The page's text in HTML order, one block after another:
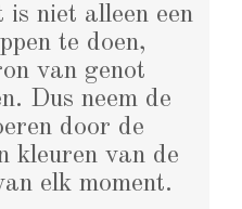
niet alleen een
te doen,
van genot
Dus neem de
door de
kleuren van de
elk moment.